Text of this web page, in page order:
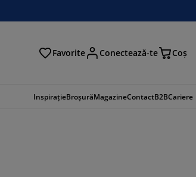
Favorite Conectează-te Coş
InspirațieBroșurăMagazineContactB2BCariere